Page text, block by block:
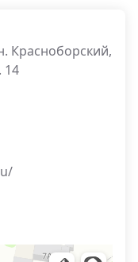
Красноборский,
14